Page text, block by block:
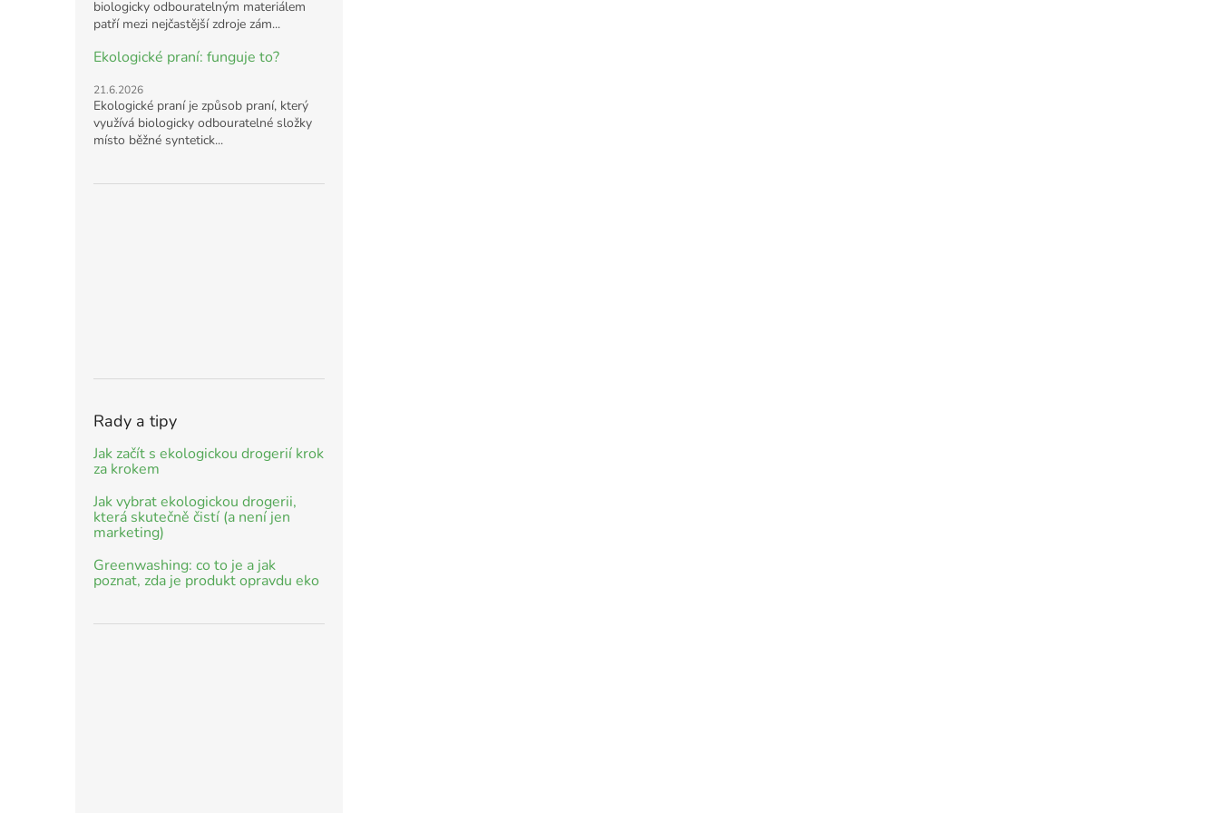
biologicky odbouratelným materiálem
patří mezi nejčastější zdroje zám...
Ekologické praní: funguje to?
21.6.2026
Ekologické praní je způsob praní, který
využívá biologicky odbouratelné složky
místo běžné syntetick...
Rady a tipy
Jak začít s ekologickou drogerií krok
za krokem
Jak vybrat ekologickou drogerii,
která skutečně čistí (a není jen
marketing)
Greenwashing: co to je a jak
poznat, zda je produkt opravdu eko